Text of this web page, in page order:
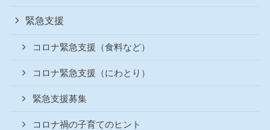
緊急支援
コロナ緊急支援（食料など）
コロナ緊急支援（にわとり）
緊急支援募集
コロナ禍の子育てのヒント